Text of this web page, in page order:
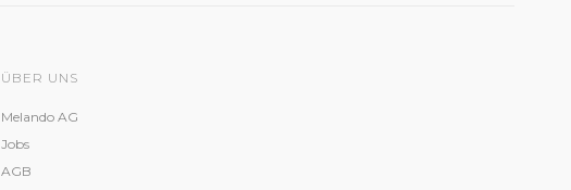
ÜBER UNS
Melando AG
Jobs
AGB